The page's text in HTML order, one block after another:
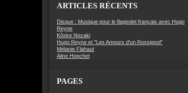
ARTICLES RÉCENTS
Disque : Musique pour le flageolet français avec Hugo
Reyne
Kôske Nozaki
Hugo Reyne et "Les Amours d'un Rossignol"
Mélanie Flahaut
Aline Hopchet
PAGES